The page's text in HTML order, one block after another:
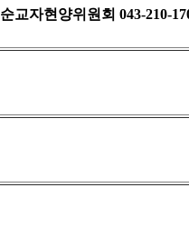
순교자현양위원회 043-210-